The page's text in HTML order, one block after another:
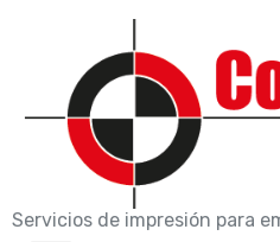
Servicios de impresión para